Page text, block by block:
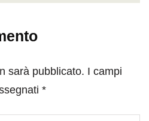
sarà pubblicato. I campi
*